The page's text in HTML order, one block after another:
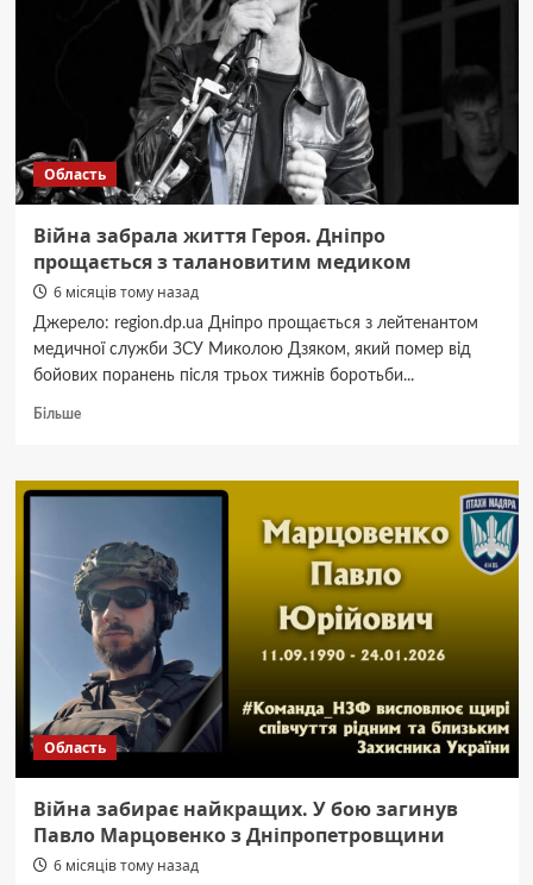
Дніпропетровщини
Область
Війна забрала життя Героя. Дніпро
прощається з талановитим медиком
6 місяців тому назад
Джерело: region.dp.ua Дніпро прощається з лейтенантом
медичної служби ЗСУ Миколою Дзяком, який помер від
бойових поранень після трьох тижнів боротьби...
БільшеДокладніше
забрала
життя
Дніпро
прощається
з
талановитим
медиком
Область
Війна забирає найкращих. У бою загинув
Павло Марцовенко з Дніпропетровщини
6 місяців тому назад